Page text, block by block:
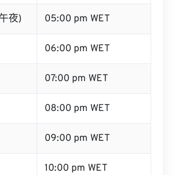
夜) 05:00 pm WET
06:00 pm WET
07:00 pm WET
08:00 pm WET
09:00 pm WET
10:00 pm WET